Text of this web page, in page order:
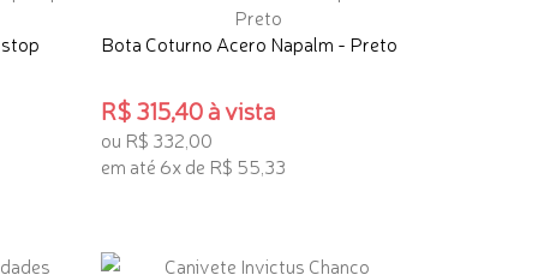
Bota Coturno Acero Napalm - Preto
R$ 315,40 à vista
ou R$ 332,00
em até 6x de R$ 55,33